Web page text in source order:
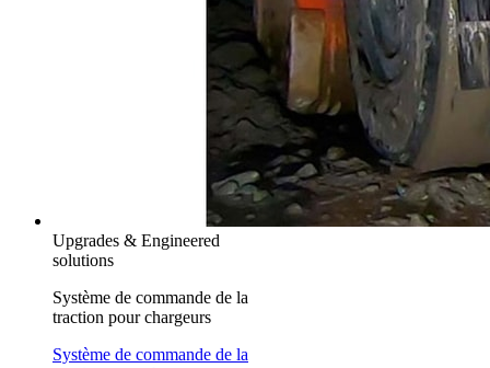
Upgrades & Engineered
solutions
Système de commande de la
traction pour chargeurs
Système de commande de la